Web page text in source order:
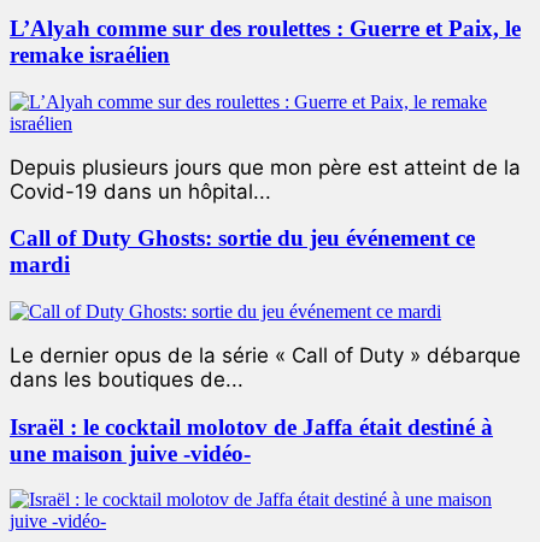
L’Alyah comme sur des roulettes : Guerre et Paix, le
remake israélien
Depuis plusieurs jours que mon père est atteint de la
Covid-19 dans un hôpital...
Call of Duty Ghosts: sortie du jeu événement ce
mardi
Le dernier opus de la série « Call of Duty » débarque
dans les boutiques de...
Israël : le cocktail molotov de Jaffa était destiné à
une maison juive -vidéo-